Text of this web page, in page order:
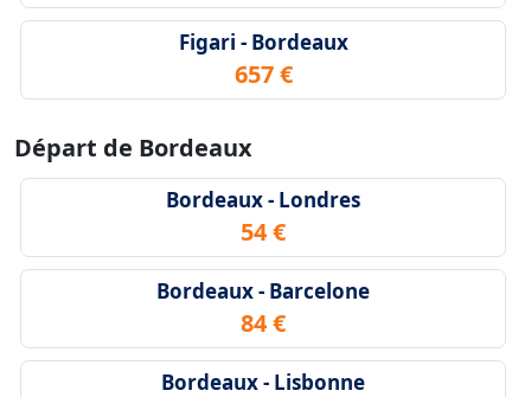
Figari - Bordeaux
657 €
Départ de Bordeaux
Bordeaux - Londres
54 €
Bordeaux - Barcelone
84 €
Bordeaux - Lisbonne